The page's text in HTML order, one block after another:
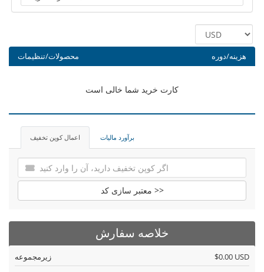
محصولات/تنظیمات هزینه/دوره
کارت خرید شما خالی است
اعمال کوپن تخفیف برآورد مالیات
معتبر سازی کد >>
خلاصه سفارش
زیرمجموعه $0.00 USD